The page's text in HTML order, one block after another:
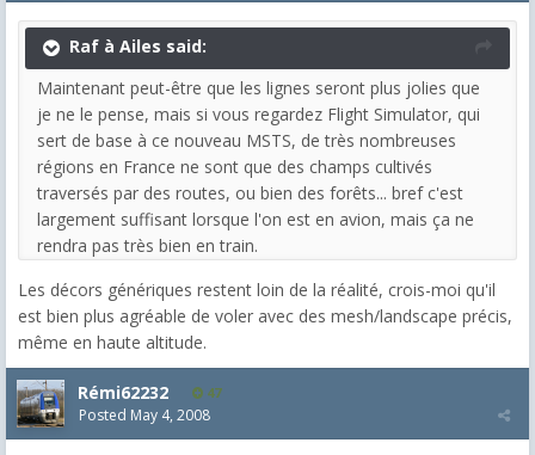
Raf à Ailes said:
Maintenant peut-être que les lignes seront plus jolies que
je ne le pense, mais si vous regardez Flight Simulator, qui
sert de base à ce nouveau MSTS, de très nombreuses
régions en France ne sont que des champs cultivés
traversés par des routes, ou bien des forêts... bref c'est
largement suffisant lorsque l'on est en avion, mais ça ne
rendra pas très bien en train.
Les décors génériques restent loin de la réalité, crois-moi qu'il
est bien plus agréable de voler avec des mesh/landscape précis,
même en haute altitude.
Rémi62232 47
Posted May 4, 2008